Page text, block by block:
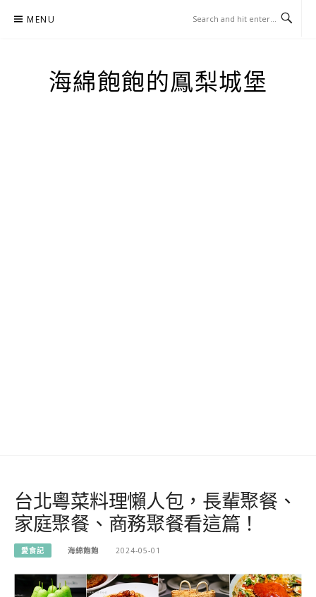
MENU
海綿飽飽的鳳梨城堡
台北粵菜料理懶人包，長輩聚餐、
家庭聚餐、商務聚餐看這篇！
愛食記 海綿飽飽 2024-05-01